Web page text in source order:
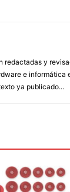
y
e
ya publicado...